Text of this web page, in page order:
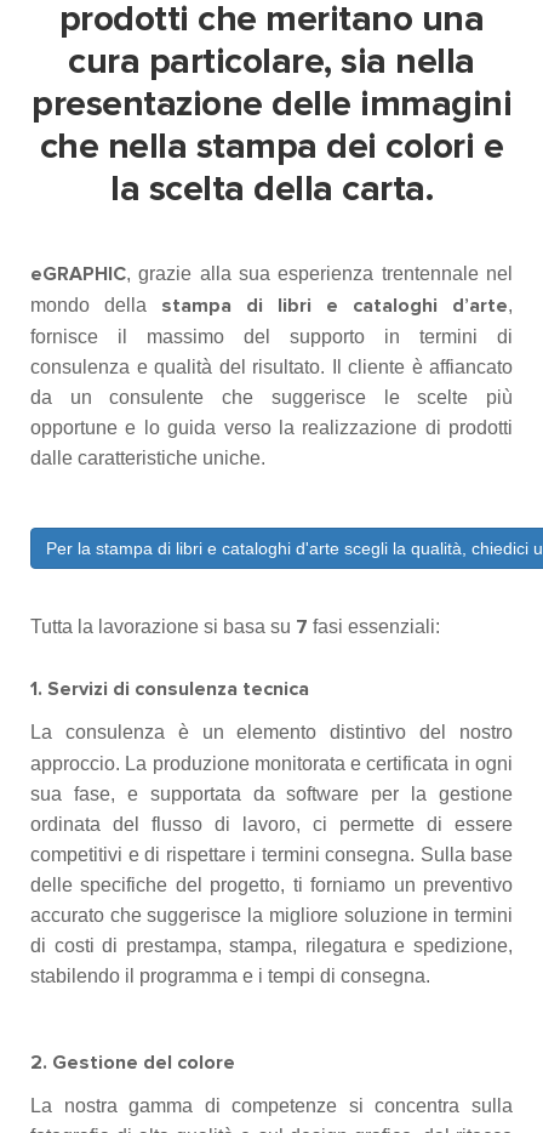
prodotti che meritano una
cura particolare, sia nella
presentazione delle immagini
che nella stampa dei colori e
la scelta della carta.
eGRAPHIC, grazie alla sua esperienza trentennale nel
mondo della stampa di libri e cataloghi d’arte,
fornisce il massimo del supporto in termini di
consulenza e qualità del risultato. Il cliente è affiancato
da un consulente che suggerisce le scelte più
opportune e lo guida verso la realizzazione di prodotti
dalle caratteristiche uniche.
Per la stampa di libri e cataloghi d'arte scegli la qualità, chiedici
Tutta la lavorazione si basa su 7 fasi essenziali:
1. Servizi di consulenza tecnica
La consulenza è un elemento distintivo del nostro
approccio. La produzione monitorata e certificata in ogni
sua fase, e supportata da software per la gestione
ordinata del flusso di lavoro, ci permette di essere
competitivi e di rispettare i termini consegna. Sulla base
delle specifiche del progetto, ti forniamo un preventivo
accurato che suggerisce la migliore soluzione in termini
di costi di prestampa, stampa, rilegatura e spedizione,
stabilendo il programma e i tempi di consegna.
2. Gestione del colore
La nostra gamma di competenze si concentra sulla